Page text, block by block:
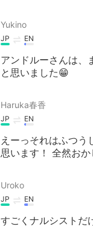
Yukino
JP EN
アンドルーさんは、
と思いました😁
Haruka春香
JP EN
えーっそれはふつう
思います！ 全然おか
Uroko
JP EN
すごくナルシストだ